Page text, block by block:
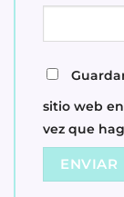
sitio web
vez que